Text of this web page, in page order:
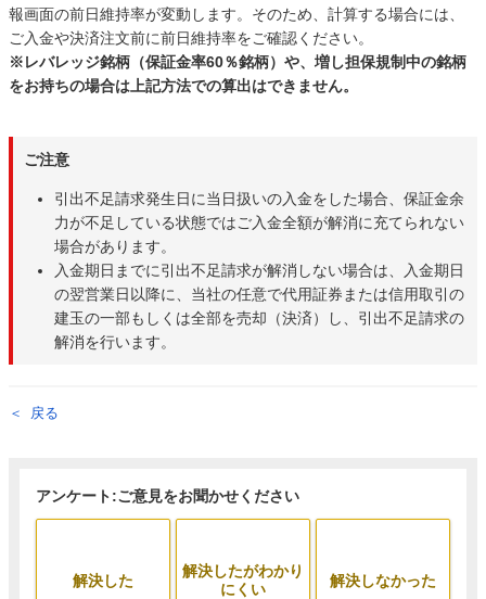
報画面の前日維持率が変動します。そのため、計算する場合には、
ご入金や決済注文前に前日維持率をご確認ください。
※レバレッジ銘柄（保証金率60％銘柄）や、増し担保規制中の銘柄
をお持ちの場合は上記方法での算出はできません。
ご注意
引出不足請求発生日に当日扱いの入金をした場合、保証金余
力が不足している状態ではご入金全額が解消に充てられない
場合があります。
入金期日までに引出不足請求が解消しない場合は、入金期日
の翌営業日以降に、当社の任意で代用証券または信用取引の
建玉の一部もしくは全部を売却（決済）し、引出不足請求の
解消を行います。
戻る
アンケート:ご意見をお聞かせください
解決した
解決したがわかり
にくい
解決しなかった